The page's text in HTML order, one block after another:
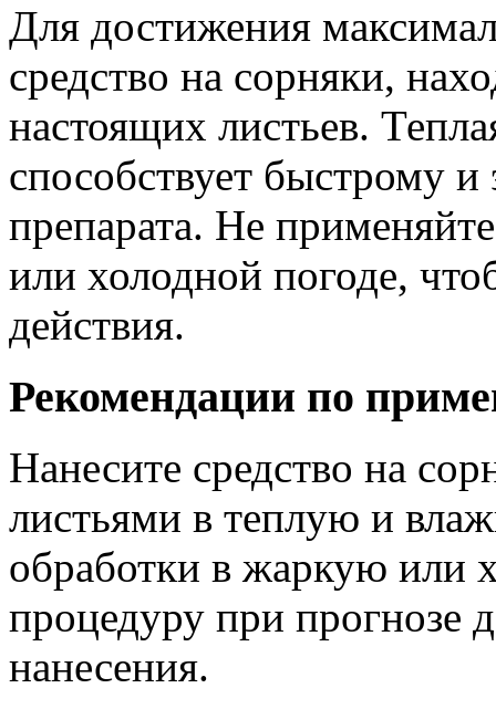
Для достижения
средство на сорняки,
настоящих листьев.
способствует быстрому
препарата. Не
или холодной погоде,
действия.
Рекомендации по
Нанесите средство на
листьями в теплую и
обработки в жаркую или
процедуру при прогнозе
нанесения.